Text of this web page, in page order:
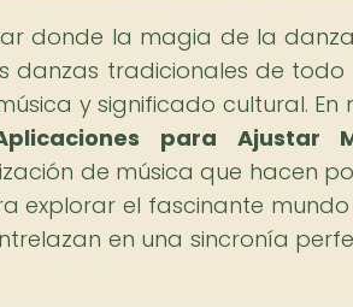
donde la magia de la
danzas tradicionales de todo
y significado cultural.
para Ajustar
de música que hacen
explorar el fascinante
en una sincronía